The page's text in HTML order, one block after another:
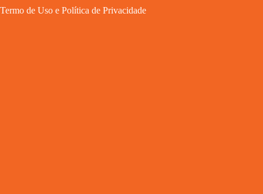
Termo de Uso e Política de Privacidade